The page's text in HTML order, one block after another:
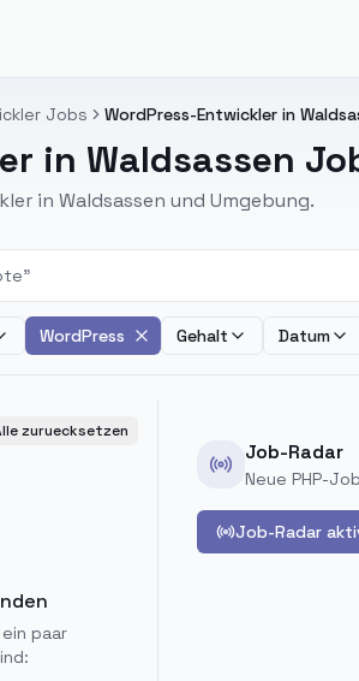
Jobs WordPress-Entwickler in
in Waldsassen
in Waldsassen und Umgebung.
WordPress Gehalt Datum
zuruecksetzen
paar
Job-Radar
Neue PHP-
Job-Radar